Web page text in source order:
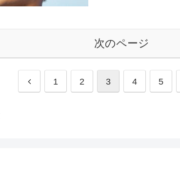
次のページ
1 2 3 4 5